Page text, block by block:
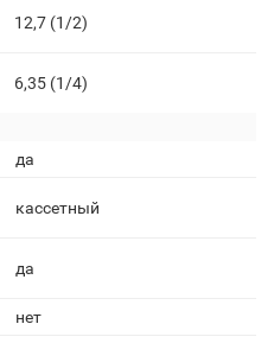
12,7 (1/2)
6,35 (1/4)
да
кассетный
да
нет